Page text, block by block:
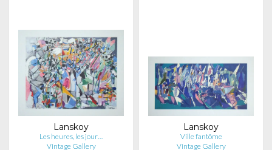
Lanskoy
Les heures, les jour…
Vintage Gallery
Lanskoy
Ville fantôme
Vintage Gallery